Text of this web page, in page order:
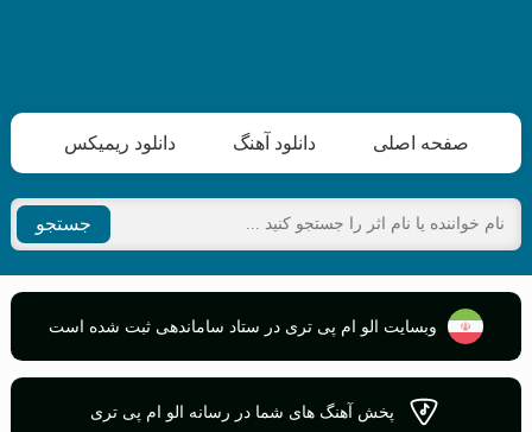
صفحه اصلی دانلود آهنگ دانلود ریمیکس
جستجو
وبسایت الو ام پی تری در ستاد ساماندهی ثبت شده است
پخش آهنگ های شما در رسانه الو ام پی تری